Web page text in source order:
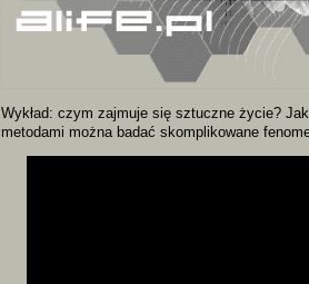
Wykład: czym zajmuje się sztuczne życie?
metodami można badać skomplikowane